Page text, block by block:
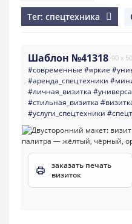
Тег: спецтехника
Шаблон №41318 90 x 50
#современные #яркие
#аренда_спецтехники
#личная_визитка
#стильная_визитка
#услуги_спецтехники
заказать печать
визиток